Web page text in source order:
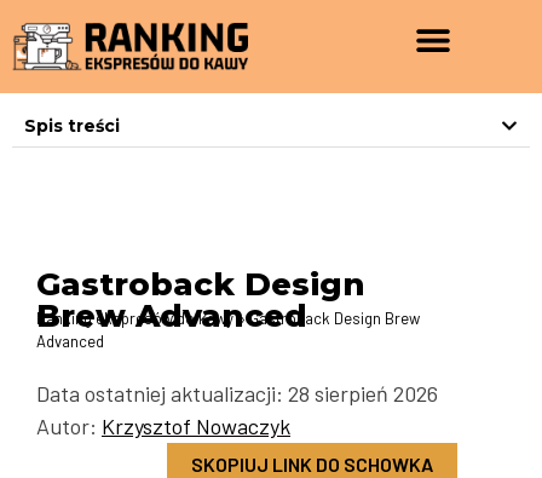
Spis treści
Gastroback Design
Brew Advanced
Ranking ekspresów do kawy»Gastroback Design Brew
Advanced
Data ostatniej aktualizacji: 28 sierpień 2026
Autor: Krzysztof Nowaczyk
SKOPIUJ LINK DO SCHOWKA